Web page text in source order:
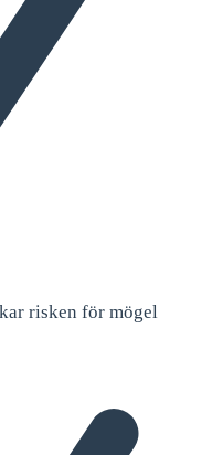
risken för mögel